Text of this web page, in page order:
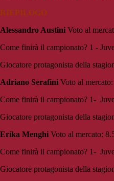
RIEPILOGO
Alessandro Austini Voto al
Come finirà il campionato? 1 -
Giocatore protagonista della
Adriano Serafini Voto al
Come finirà il campionato? 1-
Giocatore protagonista della
Erika Menghi Voto al mercato:
Come finirà il campionato? 1-
Giocatore protagonista della